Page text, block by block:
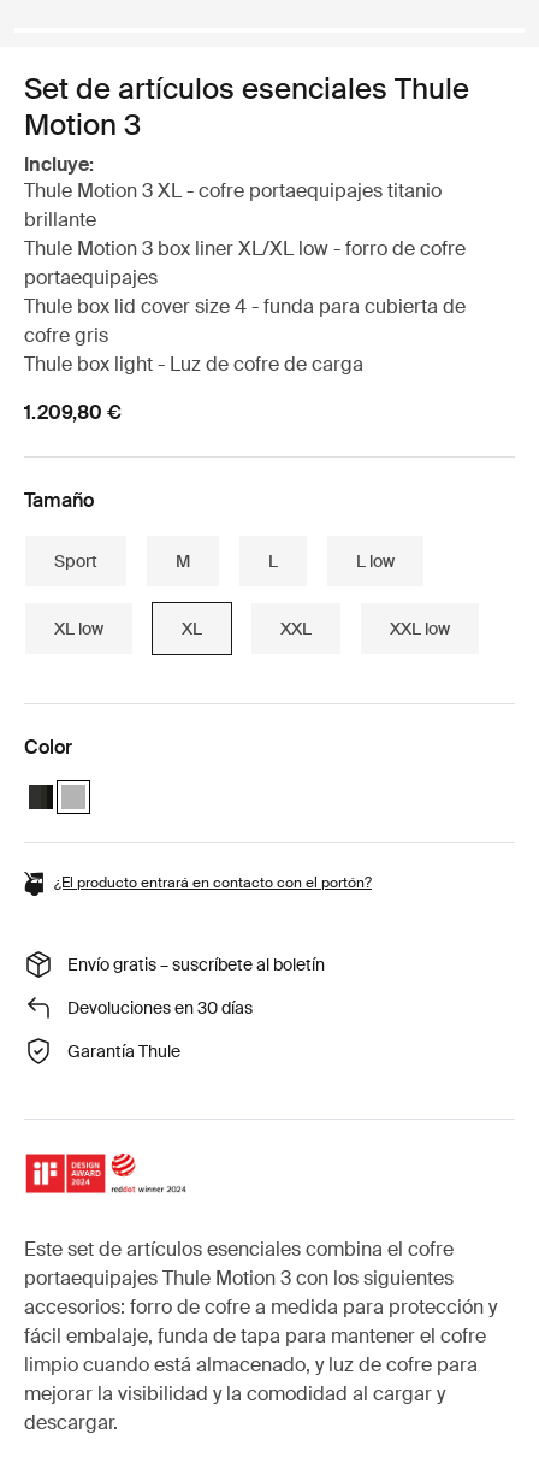
Set de artículos esenciales Thule
Motion 3
Incluye:
Thule Motion 3 XL - cofre portaequipajes titanio
brillante
Thule Motion 3 box liner XL/XL low - forro de cofre
portaequipajes
Thule box lid cover size 4 - funda para cubierta de
cofre gris
Thule box light - Luz de cofre de carga
1.209,80 €
Tamaño
Sport M L L low
XL low XL XXL XXL low
Color
Set de artículos esenciales Thule Motion 3 Black Glossy
Set de artículos esenciales Thule Motion 3 Titan Glossy
¿El producto entrará en contacto con el portón?
Envío gratis – suscríbete al boletín
Devoluciones en 30 días
Garantía Thule
Este set de artículos esenciales combina el cofre
portaequipajes Thule Motion 3 con los siguientes
accesorios: forro de cofre a medida para protección y
fácil embalaje, funda de tapa para mantener el cofre
limpio cuando está almacenado, y luz de cofre para
mejorar la visibilidad y la comodidad al cargar y
descargar.